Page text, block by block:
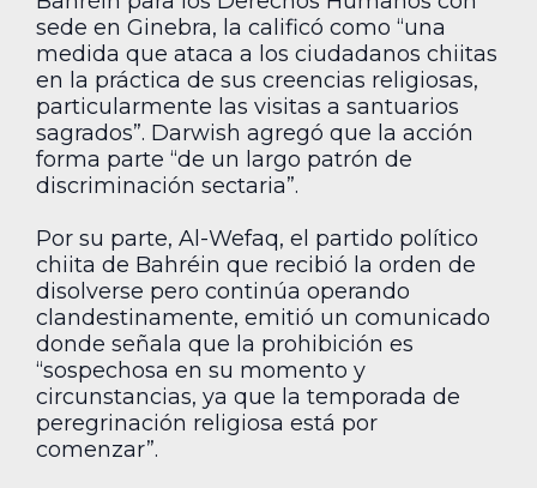
sede en Ginebra, la calificó como “una
medida que ataca a los ciudadanos chiitas
en la práctica de sus creencias religiosas,
particularmente las visitas a santuarios
sagrados”. Darwish agregó que la acción
forma parte “de un largo patrón de
discriminación sectaria”.
Por su parte, Al-Wefaq, el partido político
chiita de Bahréin que recibió la orden de
disolverse pero continúa operando
clandestinamente, emitió un comunicado
donde señala que la prohibición es
“sospechosa en su momento y
circunstancias, ya que la temporada de
peregrinación religiosa está por
comenzar”.